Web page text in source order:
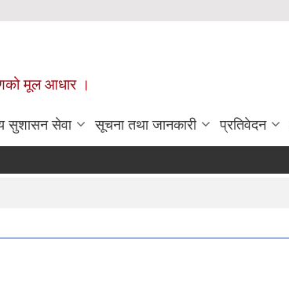
मूल आधार ।
सुशासन सेवा सूचना तथा जानकारी प्रतिवेदन